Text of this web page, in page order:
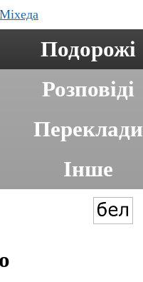
Подорожі
Розповіді
Переклади
Інше